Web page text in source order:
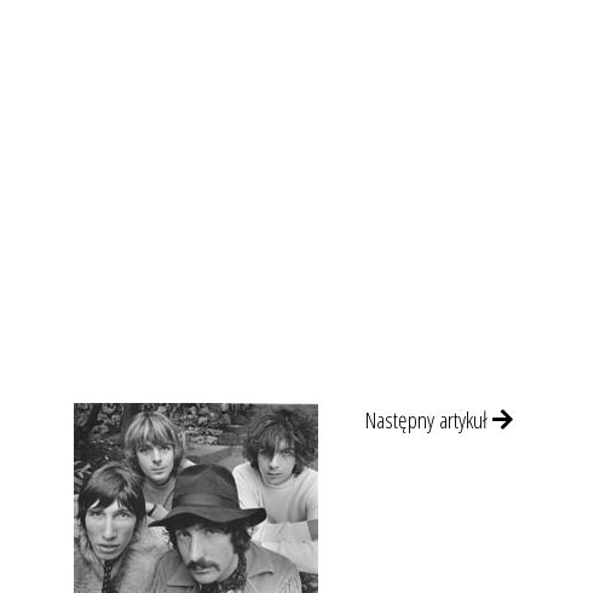
Następny artykuł